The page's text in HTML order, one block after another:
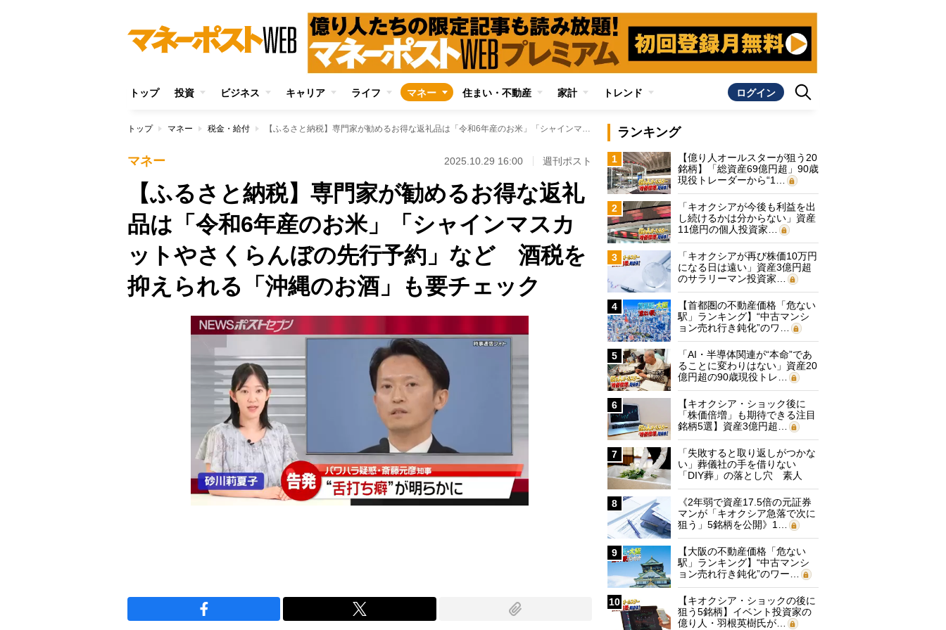
トップ 投資 ビジネス キャリア ライフ マネー 住まい・不動産 家計 トレンド ログイン
トップ マネー 税金・給付 【ふるさと納税】専門家が勧めるお得な返礼品は「令和6年産のお米」「シャインマスカットやさくらんぼの先行予約」など 酒税を抑えられる「沖縄のお酒」も要チェック
マネー 2025.10.29 16:00 週刊ポスト
【ふるさと納税】専門家が勧めるお得な返礼
品は「令和6年産のお米」「シャインマスカ
ットやさくらんぼの先行予約」など 酒税を
抑えられる「沖縄のお酒」も要チェック
ランキング
1
【億り人オールスターが狙う20
銘柄】「総資産69億円超」90歳
現役トレーダーから“1…
2
「キオクシアが今後も利益を出
し続けるかは分からない」資産
11億円の個人投資家…
3
「キオクシアが再び株価10万円
になる日は遠い」資産3億円超
のサラリーマン投資家…
4
【首都圏の不動産価格「危ない
駅」ランキング】“中古マンシ
ョン売れ行き鈍化”のワ…
5
「AI・半導体関連が“本命”であ
ることに変わりはない」資産20
億円超の90歳現役トレ…
6
【キオクシア・ショック後に
「株価倍増」も期待できる注目
銘柄5選】資産3億円超…
7
「失敗すると取り返しがつかな
い」葬儀社の手を借りない
「DIY葬」の落とし穴 素人
に…
8
《2年弱で資産17.5倍の元証券
マンが「キオクシア急落で次に
狙う」5銘柄を公開》1…
9
【大阪の不動産価格「危ない
駅」ランキング】“中古マンシ
ョン売れ行き鈍化”のワー…
10
【キオクシア・ショックの後に
狙う5銘柄】イベント投資家の
億り人・羽根英樹氏が…